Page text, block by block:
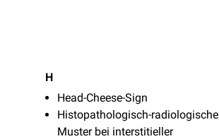
H
Head-Cheese-Sign
Histopathologisch-radiologische
Muster bei interstitieller